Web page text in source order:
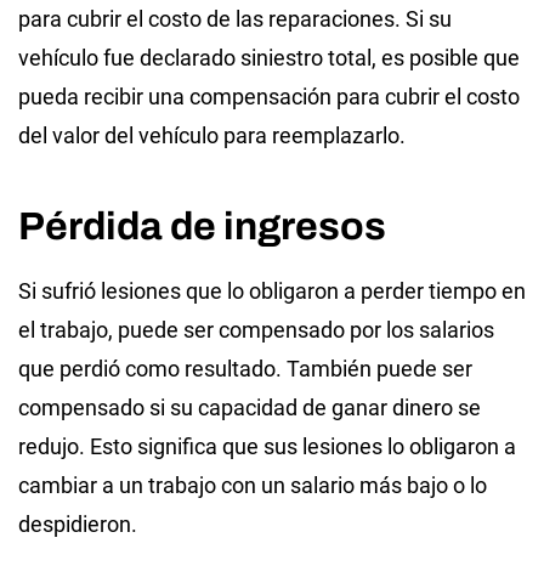
para cubrir el costo de las reparaciones. Si su
vehículo fue declarado siniestro total, es posible que
pueda recibir una compensación para cubrir el costo
del valor del vehículo para reemplazarlo.
Pérdida de ingresos
Si sufrió lesiones que lo obligaron a perder tiempo en
el trabajo, puede ser compensado por los salarios
que perdió como resultado. También puede ser
compensado si su capacidad de ganar dinero se
redujo. Esto significa que sus lesiones lo obligaron a
cambiar a un trabajo con un salario más bajo o lo
despidieron.